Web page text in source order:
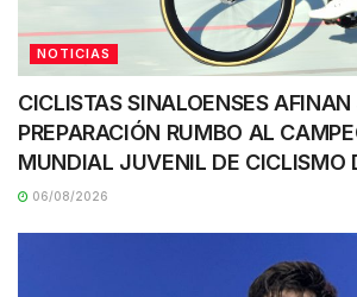
NOTICIAS
CICLISTAS SINALOENSES AFINAN
PREPARACIÓN RUMBO AL
MUNDIAL JUVENIL DE CICLISMO
06/08/2026